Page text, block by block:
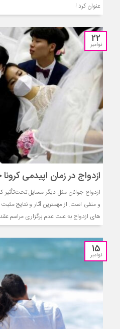
عنوان کرد !
22
نوامبر
ازدواج در زمان اپیدمی
ازدواج جوانان مثل دیگر مسایل تحت‌تأثیر
و منفی است. از مهمترین آثار و نتایج
های ازدواج به علت عدم برگزاری مراسم
15
نوامبر